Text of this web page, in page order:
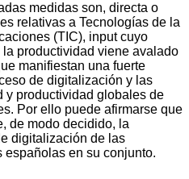
medidas son, directa o
relativas a Tecnologías de la
(TIC), input cuyo
productividad viene avalado
manifiestan una fuerte
de digitalización y las
y productividad globales de
Por ello puede afirmarse que
de modo decidido, la
digitalización de las
en su conjunto.